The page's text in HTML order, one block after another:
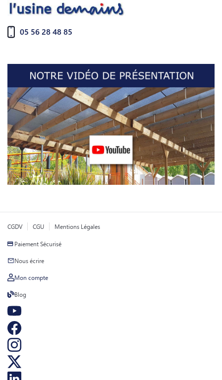
05 56 28 48 85
CGDV CGU Mentions Légales
Paiement Sécurisé
Nous écrire
Mon compte
Blog